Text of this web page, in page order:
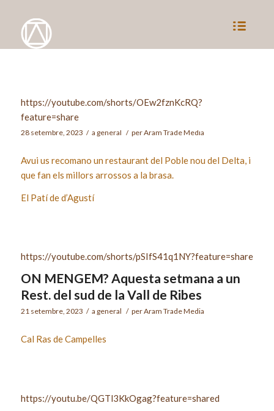
https://youtube.com/shorts/OEw2fznKcRQ?
feature=share
28 setembre, 2023 / a general / perAram Trade Media
Avui us recomano un restaurant del Poble nou del Delta, i
que fan els millors arrossos a la brasa.
El Patí de d’Agustí
https://youtube.com/shorts/pSIfS41q1NY?feature=share
ON MENGEM? Aquesta setmana a un
Rest. del sud de la Vall de Ribes
21 setembre, 2023 / a general / perAram Trade Media
Cal Ras de Campelles
https://youtu.be/QGTl3KkOgag?feature=shared